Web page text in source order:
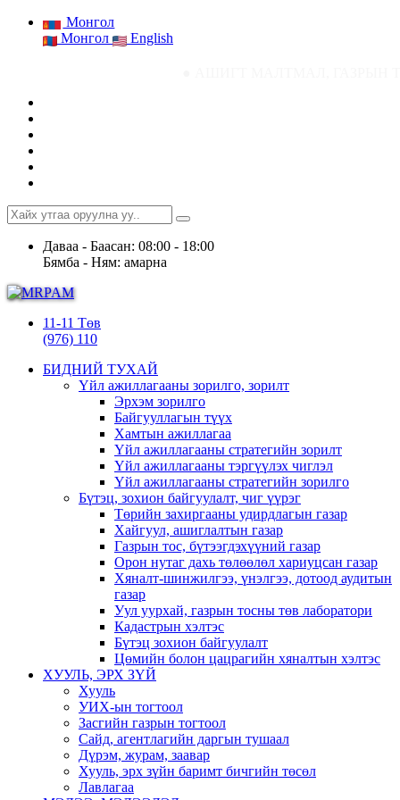
Монгол
Монгол
English
Даваа - Баасан: 08:00 - 18:00
Бямба - Ням: амарна
11-11 Төв
(976) 110
БИДНИЙ ТУХАЙ
Үйл ажиллагааны зорилго, зорилт
Эрхэм зорилго
Байгууллагын түүх
Хамтын ажиллагаа
Үйл ажиллагааны стратегийн зорилт
Үйл ажиллагааны тэргүүлэх чиглэл
Үйл ажиллагааны стратегийн зорилго
Бүтэц, зохион байгуулалт, чиг үүрэг
Төрийн захиргааны удирдлагын газар
Хайгуул, ашиглалтын газар
Газрын тос, бүтээгдэхүүний газар
Орон нутаг дахь төлөөлөл хариуцсан газар
Хяналт-шинжилгээ, үнэлгээ, дотоод аудитын
газар
Уул уурхай, газрын тосны төв лаборатори
Кадастрын хэлтэс
Бүтэц зохион байгуулалт
Цөмийн болон цацрагийн хяналтын хэлтэс
ХУУЛЬ, ЭРХ ЗҮЙ
Хууль
УИХ-ын тогтоол
Засгийн газрын тогтоол
Сайд, агентлагийн даргын тушаал
Дүрэм, журам, заавар
Хууль, эрх зүйн баримт бичгийн төсөл
Лавлагаа